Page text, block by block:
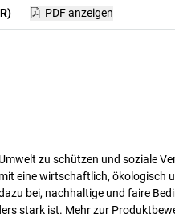
PDF anzeigen
zu schützen und soziale
eine wirtschaftlich, ökologisch
bei, nachhaltige und faire
stark ist. Mehr zur